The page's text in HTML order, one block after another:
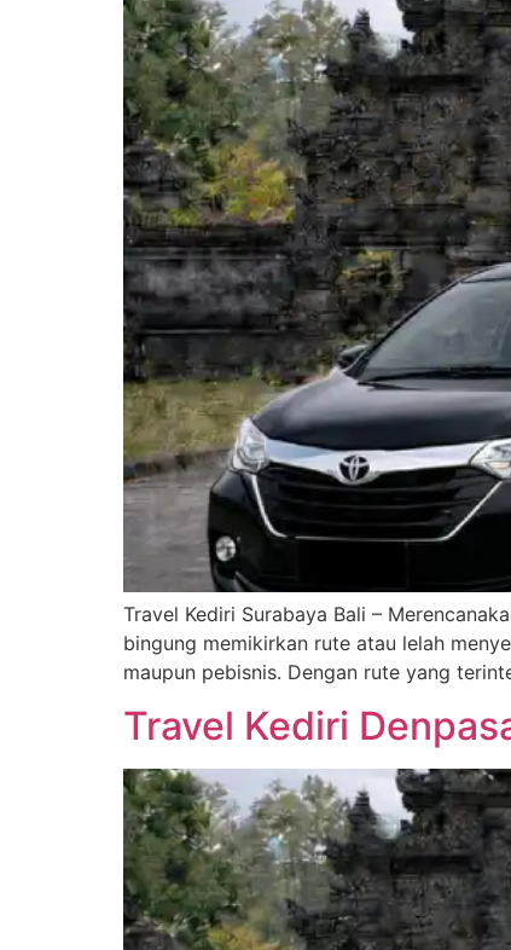
Travel Kediri Surabaya Bali –
bingung memikirkan rute atau lelah
maupun pebisnis. Dengan rute yang
Travel Kediri